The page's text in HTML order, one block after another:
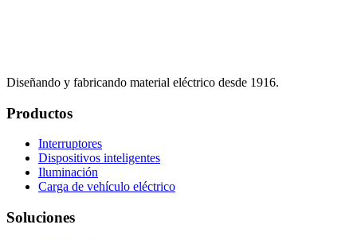
Diseñando y fabricando material eléctrico desde 1916.
Productos
Interruptores
Dispositivos inteligentes
Iluminación
Carga de vehículo eléctrico
Soluciones